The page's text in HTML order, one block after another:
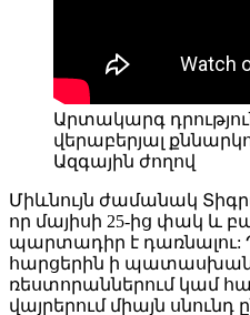
Արտակարգ
վերաբերյալ
Ազգային ժողով
Միևնույն ժամանակ
որ մայիսի 25-ից փակ և
պարտադիր է
հարցերին ի
ռեստորաններում կամ
վայրերում միայն սնունդ